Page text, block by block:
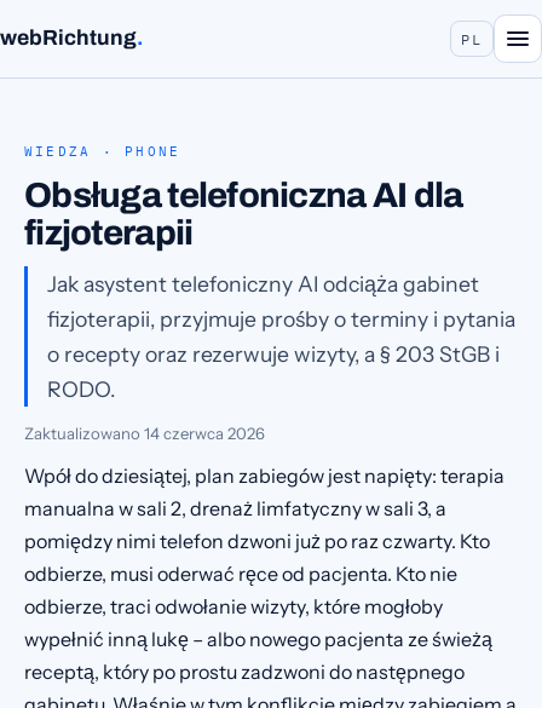
webRichtung. PL
WIEDZA · PHONE
Obsługa telefoniczna AI dla
fizjoterapii
Jak asystent telefoniczny AI odciąża gabinet
fizjoterapii, przyjmuje prośby o terminy i pytania
o recepty oraz rezerwuje wizyty, a § 203 StGB i
RODO.
Zaktualizowano 14 czerwca 2026
Wpół do dziesiątej, plan zabiegów jest napięty: terapia
manualna w sali 2, drenaż limfatyczny w sali 3, a
pomiędzy nimi telefon dzwoni już po raz czwarty. Kto
odbierze, musi oderwać ręce od pacjenta. Kto nie
odbierze, traci odwołanie wizyty, które mogłoby
wypełnić inną lukę – albo nowego pacjenta ze świeżą
receptą, który po prostu zadzwoni do następnego